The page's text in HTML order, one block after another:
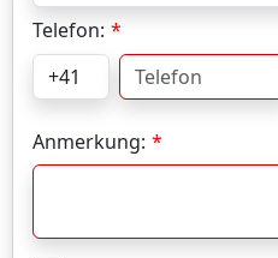
Telefon:
Anmerkung: